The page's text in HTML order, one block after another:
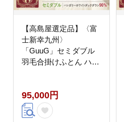
【高島屋選定品】〈富
士新幸九州〉
「GuuG」セミダブル
羽毛合掛けふとん ハン
合掛け 羽毛 布団
[JFJ054] 95000 95000
円 羽毛布団
95,000円